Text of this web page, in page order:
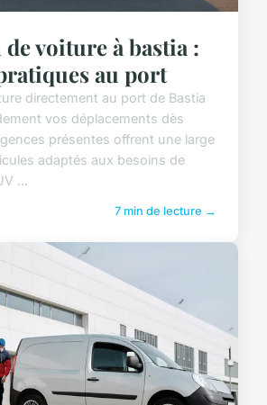
voiture à bastia :
au port
directement au port de Bastia
vos déplacements dès
présentes offrent une large
adaptés aux besoins de
...
7 min de lecture →